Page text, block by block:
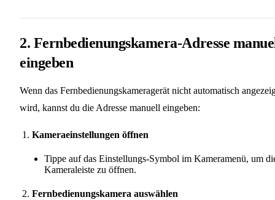
2. Fernbedienungskamera-Adresse
eingeben
Wenn das Fernbedienungskameragerät nicht automatisch
wird, kannst du die Adresse manuell eingeben:
Kameraeinstellungen öffnen
Tippe auf das Einstellungs-Symbol im Kameramenü, um
Kameraleiste zu öffnen.
Fernbedienungskamera auswählen